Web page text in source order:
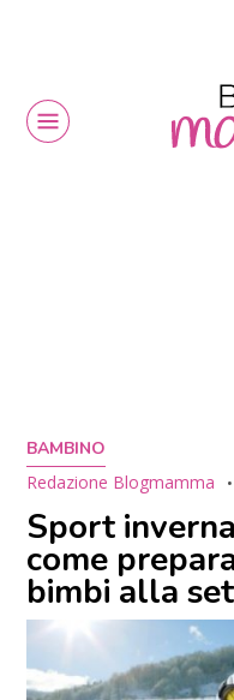
BAMBINO
Redazione Blogmamma
Sport
come
bimbi alla